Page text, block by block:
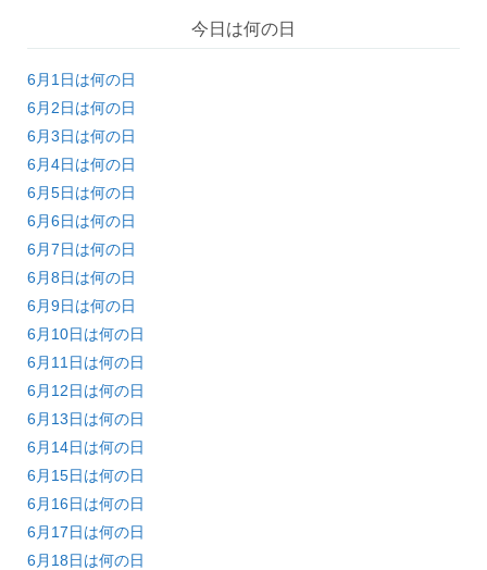
今日は何の日
6月1日は何の日
6月2日は何の日
6月3日は何の日
6月4日は何の日
6月5日は何の日
6月6日は何の日
6月7日は何の日
6月8日は何の日
6月9日は何の日
6月10日は何の日
6月11日は何の日
6月12日は何の日
6月13日は何の日
6月14日は何の日
6月15日は何の日
6月16日は何の日
6月17日は何の日
6月18日は何の日